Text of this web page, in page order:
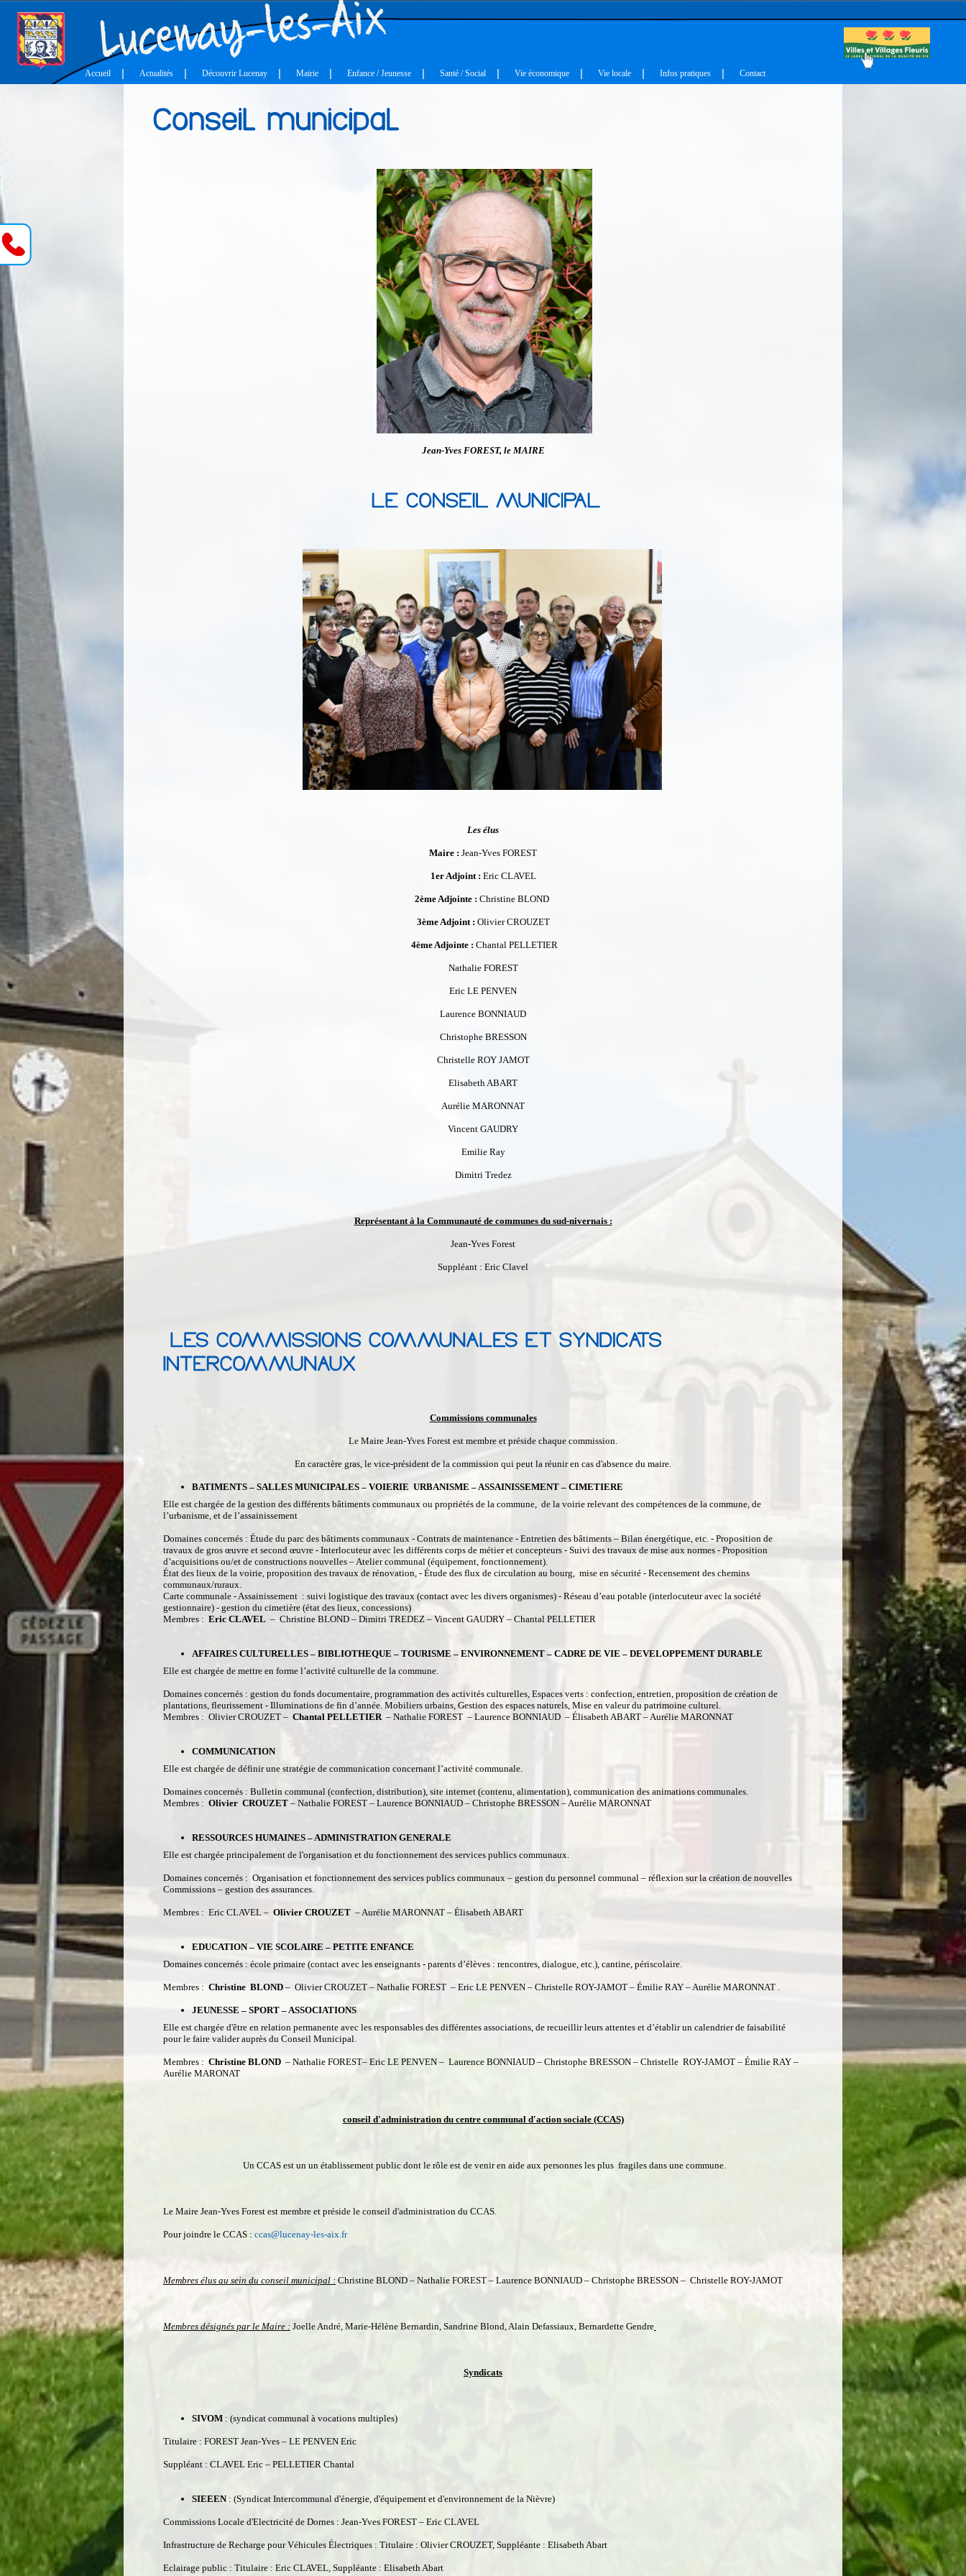
Contact
Infos pratiques
Vie locale
Vie économique
Santé / Social
Enfance / Jeunesse
Mairie
Découvrir Lucenay
Actualités
Accueil
Jean-Yves FOREST, le MAIRE
Les élus
Maire : Jean-Yves FOREST
1er Adjoint : Eric CLAVEL
2ème Adjointe : Christine BLOND
3ème Adjoint : Olivier CROUZET
4ème Adjointe : Chantal PELLETIER
Nathalie FOREST
Eric LE PENVEN
Laurence BONNIAUD
Christophe BRESSON
Christelle ROY JAMOT
Elisabeth ABART
Aurélie MARONNAT
Vincent GAUDRY
Emilie Ray
Dimitri Tredez
Représentant à la Communauté de communes du sud-nivernais :
Jean-Yves Forest
Suppléant : Eric Clavel
Commissions communales
Le Maire Jean-Yves Forest est membre et préside chaque commission.
En caractère gras, le vice-président de la commission qui peut la réunir en cas d'absence du maire.
BATIMENTS – SALLES MUNICIPALES – VOIERIE URBANISME – ASSAINISSEMENT – CIMETIERE
Elle est chargée de la gestion des différents bâtiments communaux ou propriétés de la commune, de la voirie relevant des compétences de la commune, de
l’urbanisme, et de l’assainissement
Domaines concernés : Étude du parc des bâtiments communaux - Contrats de maintenance - Entretien des bâtiments – Bilan énergétique, etc. - Proposition de
travaux de gros œuvre et second œuvre - Interlocuteur avec les différents corps de métier et concepteurs - Suivi des travaux de mise aux normes - Proposition
d’acquisitions ou/et de constructions nouvelles – Atelier communal (équipement, fonctionnement).
État des lieux de la voirie, proposition des travaux de rénovation, - Étude des flux de circulation au bourg, mise en sécurité - Recensement des chemins
communaux/ruraux.
Carte communale - Assainissement : suivi logistique des travaux (contact avec les divers organismes) - Réseau d’eau potable (interlocuteur avec la société
gestionnaire) - gestion du cimetière (état des lieux, concessions)
Membres : Eric CLAVEL – Christine BLOND – Dimitri TREDEZ – Vincent GAUDRY – Chantal PELLETIER
AFFAIRES CULTURELLES – BIBLIOTHEQUE – TOURISME – ENVIRONNEMENT – CADRE DE VIE – DEVELOPPEMENT DURABLE
Elle est chargée de mettre en forme l’activité culturelle de la commune.
Domaines concernés : gestion du fonds documentaire, programmation des activités culturelles, Espaces verts : confection, entretien, proposition de création de
plantations, fleurissement - Illuminations de fin d’année. Mobiliers urbains, Gestion des espaces naturels, Mise en valeur du patrimoine culturel.
Membres : Olivier CROUZET – Chantal PELLETIER– Nathalie FOREST – Laurence BONNIAUD – Élisabeth ABART – Aurélie MARONNAT
COMMUNICATION
Elle est chargée de définir une stratégie de communication concernant l’activité communale.
Domaines concernés : Bulletin communal (confection, distribution), site internet (contenu, alimentation), communication des animations communales.
Membres : Olivier CROUZET – Nathalie FOREST – Laurence BONNIAUD – Christophe BRESSON – Aurélie MARONNAT
RESSOURCES HUMAINES – ADMINISTRATION GENERALE
Elle est chargée principalement de l'organisation et du fonctionnement des services publics communaux.
Domaines concernés : Organisation et fonctionnement des services publics communaux – gestion du personnel communal – réflexion sur la création de nouvelles
Commissions – gestion des assurances.
Membres : Eric CLAVEL – Olivier CROUZET – Aurélie MARONNAT – Élisabeth ABART
EDUCATION – VIE SCOLAIRE – PETITE ENFANCE
Domaines concernés : école primaire (contact avec les enseignants - parents d’élèves : rencontres, dialogue, etc.), cantine, périscolaire.
Membres : Christine BLOND – Olivier CROUZET – Nathalie FOREST – Eric LE PENVEN – Christelle ROY-JAMOT – Émilie RAY – Aurélie MARONNAT .
JEUNESSE – SPORT – ASSOCIATIONS
Elle est chargée d'être en relation permanente avec les responsables des différentes associations, de recueillir leurs attentes et d’établir un calendrier de faisabilité
pour le faire valider auprès du Conseil Municipal.
Membres : Christine BLOND – Nathalie FOREST– Eric LE PENVEN – Laurence BONNIAUD – Christophe BRESSON – Christelle ROY-JAMOT – Émilie RAY –
Aurélie MARONAT
conseil d'administration du centre communal d'action sociale (CCAS)
Un CCAS est un un établissement public dont le rôle est de venir en aide aux personnes les plus fragiles dans une commune.
Le Maire Jean-Yves Forest est membre et préside le conseil d'administration du CCAS.
Pour joindre le CCAS : ccas@lucenay-les-aix.fr
Membres élus au sein du conseil municipal : Christine BLOND – Nathalie FOREST – Laurence BONNIAUD – Christophe BRESSON – Christelle ROY-JAMOT
Membres désignés par le Maire : Joelle André, Marie-Hélène Bernardin, Sandrine Blond, Alain Defassiaux, Bernardette Gendre
Syndicats
SIVOM : (syndicat communal à vocations multiples)
Titulaire : FOREST Jean-Yves – LE PENVEN Eric
Suppléant : CLAVEL Eric – PELLETIER Chantal
SIEEEN: (Syndicat Intercommunal d'énergie, d'équipement et d'environnement de la Nièvre)
Commissions Locale d'Electricité de Dornes : Jean-Yves FOREST – Eric CLAVEL
Infrastructure de Recharge pour Véhicules Électriques : Titulaire : Olivier CROUZET, Suppléante : Elisabeth Abart
Eclairage public : Titulaire : Eric CLAVEL, Suppléante : Elisabeth Abart